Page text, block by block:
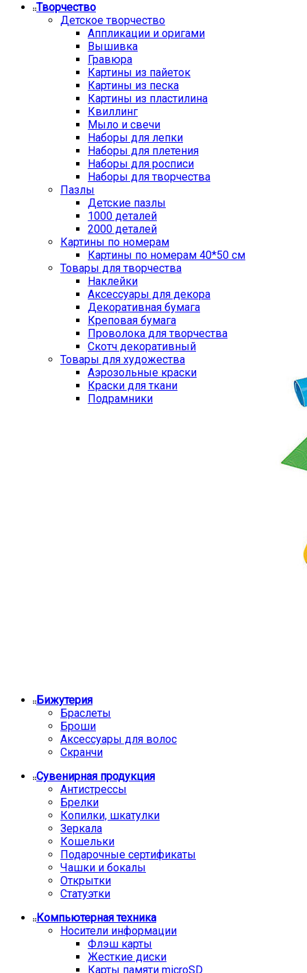
Творчество
Детское творчество
Аппликации и оригами
Вышивка
Гравюра
Картины из пайеток
Картины из песка
Картины из пластилина
Квиллинг
Мыло и свечи
Наборы для лепки
Наборы для плетения
Наборы для росписи
Наборы для творчества
Пазлы
Детские пазлы
1000 деталей
2000 деталей
Картины по номерам
Картины по номерам 40*50 см
Товары для творчества
Наклейки
Аксессуары для декора
Декоративная бумага
Креповая бумага
Проволока для творчества
Скотч декоративный
Товары для художества
Аэрозольные краски
Краски для ткани
Подрамники
Бижутерия
Браслеты
Броши
Аксессуары для волос
Скранчи
Сувенирная продукция
Антистрессы
Брелки
Копилки, шкатулки
Зеркала
Кошельки
Подарочные сертификаты
Чашки и бокалы
Открытки
Статуэтки
Компьютерная техника
Носители информации
Флэш карты
Жесткие диски
Карты памяти microSD